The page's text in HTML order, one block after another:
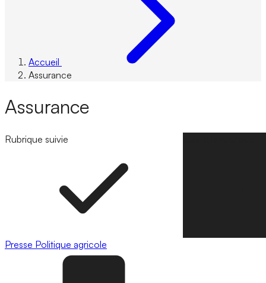
Accueil
Assurance
Assurance
Rubrique suivie
Presse Politique agricole